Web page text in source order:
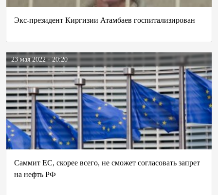
Экс-президент Киргизии Атамбаев госпитализирован
23 мая 2022 - 20:20
Саммит ЕС, скорее всего, не сможет согласовать запрет
на нефть РФ